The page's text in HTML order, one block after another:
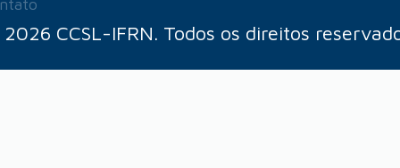
CCSL-IFRN. Todos os direitos